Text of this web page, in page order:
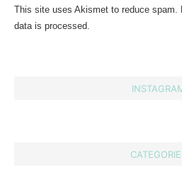
This site uses Akismet to reduce spam.
data is processed.